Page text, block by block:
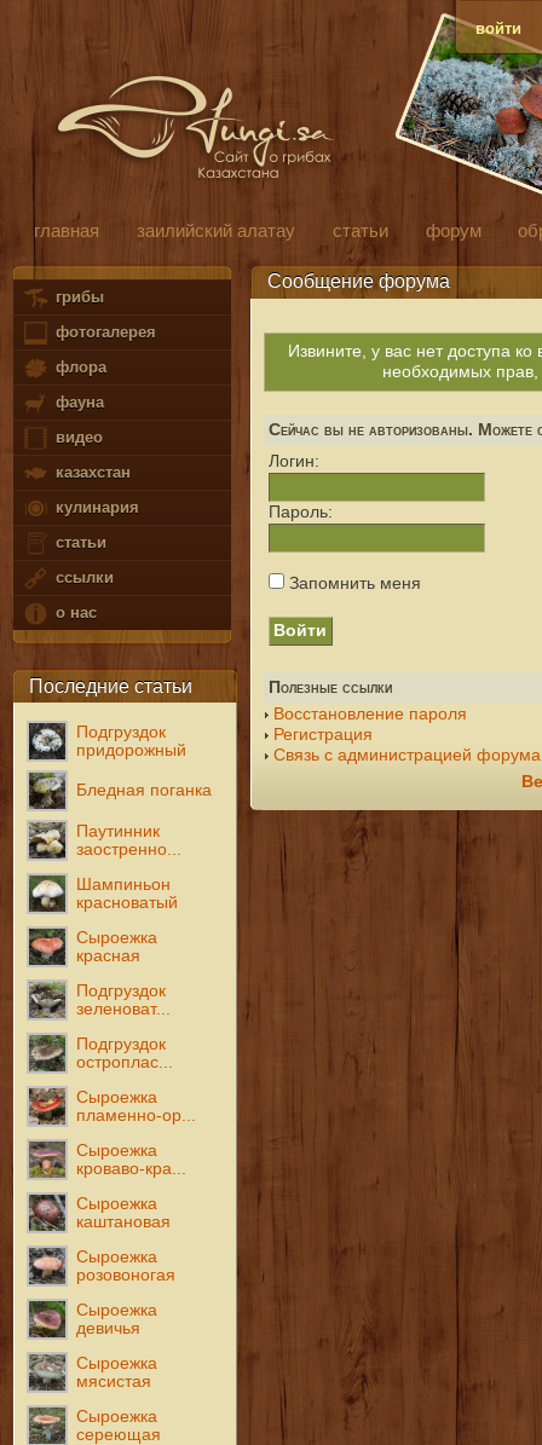
войти
главная заилийский алатау статьи форум
грибы
фотогалерея
флора
фауна
видео
казахстан
кулинария
статьи
ссылки
о нас
Последние статьи
Подгруздок
придорожный
Бледная поганка
Паутинник
заостренно...
Шампиньон
красноватый
Сыроежка
красная
Подгруздок
зеленоват...
Подгруздок
остроплас...
Сыроежка
пламенно-ор...
Сыроежка
кроваво-кра...
Сыроежка
каштановая
Сыроежка
розовоногая
Сыроежка
девичья
Сыроежка
мясистая
Сыроежка
сереющая
Сообщение форума
Извините, у вас нет доступа
необходимых прав,
Сейчас вы не авторизованы. Можете
Логин:
Пароль:
Запомнить меня
Полезные ссылки
Восстановление пароля
Регистрация
Связь с администрацией форума